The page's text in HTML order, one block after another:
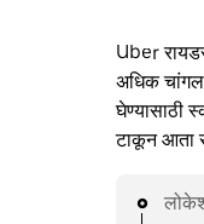
Uber
अधिक
घेण्यासाठी
टाकून आता